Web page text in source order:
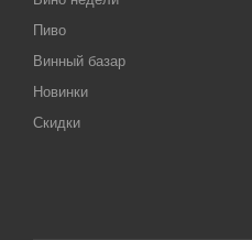
Пиво
Винный базар
Новинки
Скидки